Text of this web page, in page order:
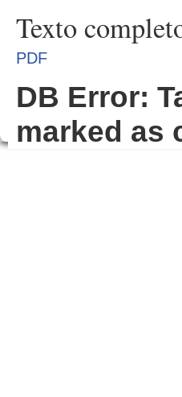
Texto
PDF
DB Error:
marked as